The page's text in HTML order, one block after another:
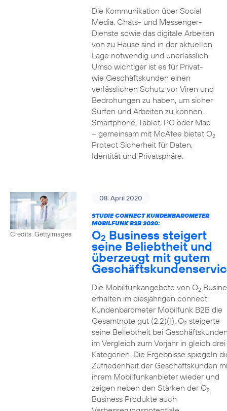
Die Kommunikation über Social
Media, Chats- und Messenger-
Dienste sowie das digitale Arbeiten
von zu Hause sind in der aktuellen
Lage notwendig und unerlässlich.
Umso wichtiger ist es für Privat-
wie Geschäftskunden einen
verlässlichen Schutz vor Viren und
Bedrohungen zu haben, um sicher
Surfen und Arbeiten zu können.
Smartphone, Tablet, PC oder Mac
– gemeinsam mit McAfee bietet O2
Protect Sicherheit für Daten,
Identität und Privatsphäre.
Credits: Gettyimages
08. April 2020
STUDIE CONNECT KUNDENBAROMETER
MOBILFUNK B2B 2020:
O2 Business steigert
seine Beliebtheit und
überzeugt mit gutem
Die Mobilfunkangebote von O2
erhalten im diesjährigen connect
Kundenbarometer Mobilfunk B2B die
Gesamtnote gut (2,2)(1). O2steigerte
seine Beliebtheit bei
im Vergleich zum Vorjahr in gleich drei
Kategorien. Die Ergebnisse spiegeln
Zufriedenheit der Geschäftskunden
ihrem Mobilfunkanbieter wieder und
zeigen neben den Stärken der O2
Business Produkte auch